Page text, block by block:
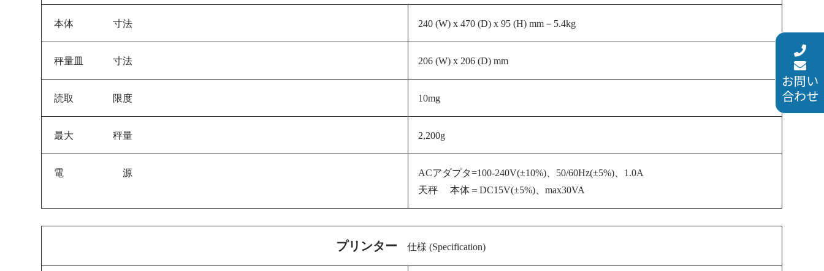
お問い
合わせ
本体 寸法 240 (W) x 470 (D) x 95 (H) mm－5.4kg
秤量皿 寸法 206 (W) x 206 (D) mm
読取 限度 10mg
最大 秤量 2,200g
電 源 ACアダプタ=100-240V(±10%)、50/60Hz(±5%) 、1.0A
天秤 本体＝DC15V(±5%)、max30VA
プリンター 仕様 (Specification)